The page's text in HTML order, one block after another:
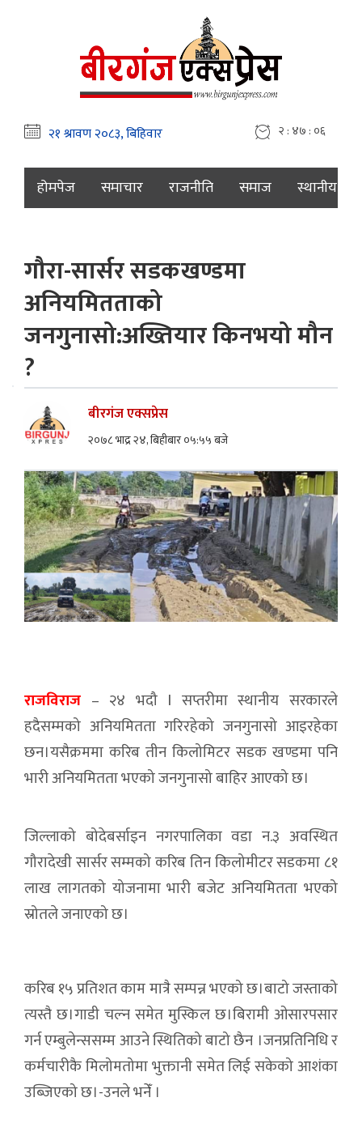
२ : ४७ : ०८
होमपेज समाचार राजनीति समाज स्थानीय
गौरा-सार्सर सडकखण्डमा
अनियमितताको
जनगुनासो:अख्तियार किनभयो मौन
?
बीरगंज एक्सप्रेस
२०७८ भाद्र २४, बिहीबार ०५:५५ बजे
राजविराज – २४ भदौ l सप्तरीमा स्थानीय सरकारले
हदैसम्मको अनियमितता गरिरहेको जनगुनासो आइरहेका
छन।यसैक्रममा करिब तीन किलोमिटर सडक खण्डमा पनि
भारी अनियमितता भएको जनगुनासो बाहिर आएको छ।
जिल्लाको बोदेबर्साइन नगरपालिका वडा न.३ अवस्थित
गौरादेखी सार्सर सम्मको करिब तिन किलोमीटर सडकमा ८१
लाख लागतको योजनामा भारी बजेट अनियमितता भएको
स्रोतले जनाएको छ।
करिब १५ प्रतिशत काम मात्रै सम्पन्न भएको छ।बाटो जस्ताको
त्यस्तै छ।गाडी चल्न समेत मुस्किल छ।बिरामी ओसारपसार
गर्न एम्बुलेन्ससम्म आउने स्थितिको बाटो छैन ।जनप्रतिनिधि र
कर्मचारीकै मिलोमतोमा भुक्तानी समेत लिई सकेको आशंका
उब्जिएको छ।-उनले भनेँ ।